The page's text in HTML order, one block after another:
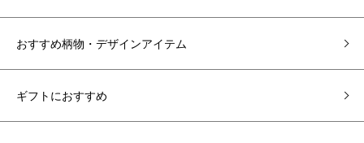
おすすめ柄物・デザインアイテム
ギフトにおすすめ